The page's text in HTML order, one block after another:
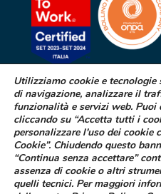
Se sospetti di aver avuto effetti
uno dei medicinali Difa
segnalarlo immediatamente
oppure
Utilizziamo cookie e tecnologie
di navigazione, analizzare il
funzionalità e servizi web.
cliccando su “Accetta tutti i
personalizzare l'uso dei cookie
Cookie”. Chiudendo questo
“Continua senza accettare”
assenza di cookie o altri
quelli tecnici. Per maggiori